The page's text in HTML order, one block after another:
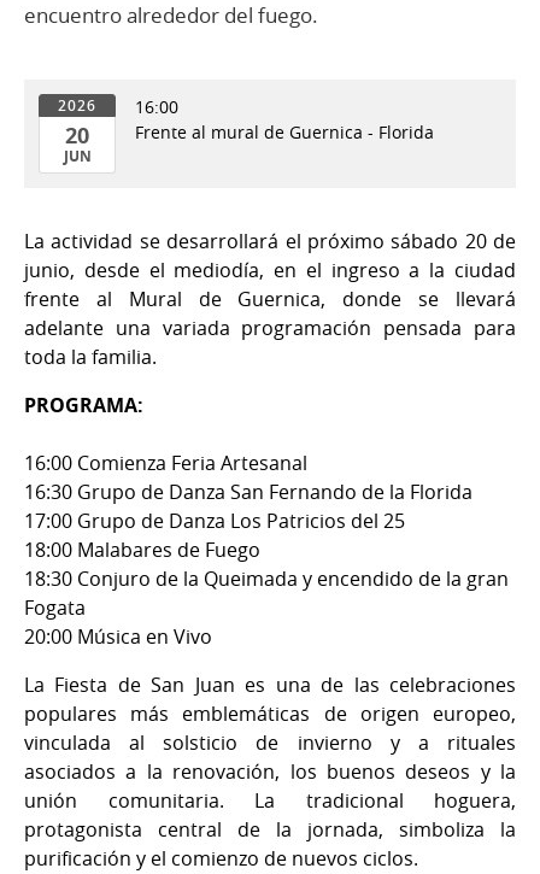
encuentro alrededor del fuego.
2026
20
JUN
Jun
del
2026
16:00
Frente al mural de Guernica - Florida
La actividad se desarrollará el próximo sábado 20 de
junio, desde el mediodía, en el ingreso a la ciudad
frente al Mural de Guernica, donde se llevará
adelante una variada programación pensada para
toda la familia.
PROGRAMA:
16:00 Comienza Feria Artesanal
16:30 Grupo de Danza San Fernando de la Florida
17:00 Grupo de Danza Los Patricios del 25
18:00 Malabares de Fuego
18:30 Conjuro de la Queimada y encendido de la gran
Fogata
20:00 Música en Vivo
La Fiesta de San Juan es una de las celebraciones
populares más emblemáticas de origen europeo,
vinculada al solsticio de invierno y a rituales
asociados a la renovación, los buenos deseos y la
unión comunitaria. La tradicional hoguera,
protagonista central de la jornada, simboliza la
purificación y el comienzo de nuevos ciclos.